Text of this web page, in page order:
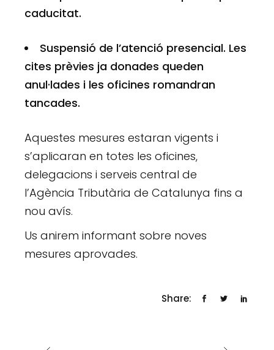
caducitat.
Suspensió de l’atenció presencial. Les
cites prèvies ja donades queden
anul·lades i les oficines romandran
tancades.
Aquestes mesures estaran vigents i
s’aplicaran en totes les oficines,
delegacions i serveis central de
l’Agència Tributària de Catalunya fins a
nou avís.
Us anirem informant sobre noves
mesures aprovades.
Share: